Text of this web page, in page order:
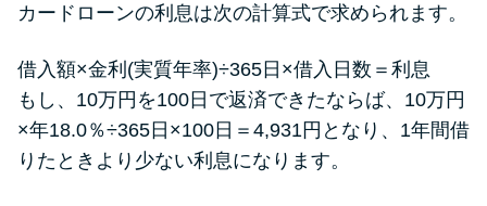
カードローンの利息は次の計算式で求められます。
借入額×金利(実質年率)÷365日×借入日数＝利息
もし、10万円を100日で返済できたならば、10万円
×年18.0％÷365日×100日＝4,931円となり、1年間借
りたときより少ない利息になります。